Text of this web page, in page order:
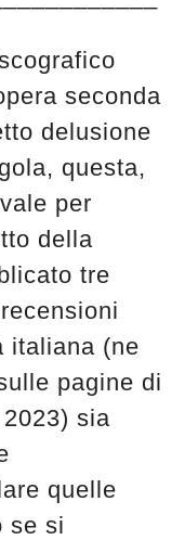
è in
seconda
delusione
questa,
per
della
tre
italiana (ne
pagine di
sia
quelle
se si